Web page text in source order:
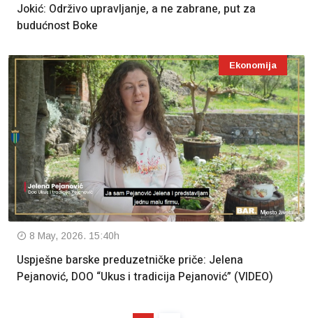
Jokić: Održivo upravljanje, a ne zabrane, put za
budućnost Boke
Ekonomija
8 May, 2026. 15:40h
Uspješne barske preduzetničke priče: Jelena
Pejanović, DOO “Ukus i tradicija Pejanović” (VIDEO)